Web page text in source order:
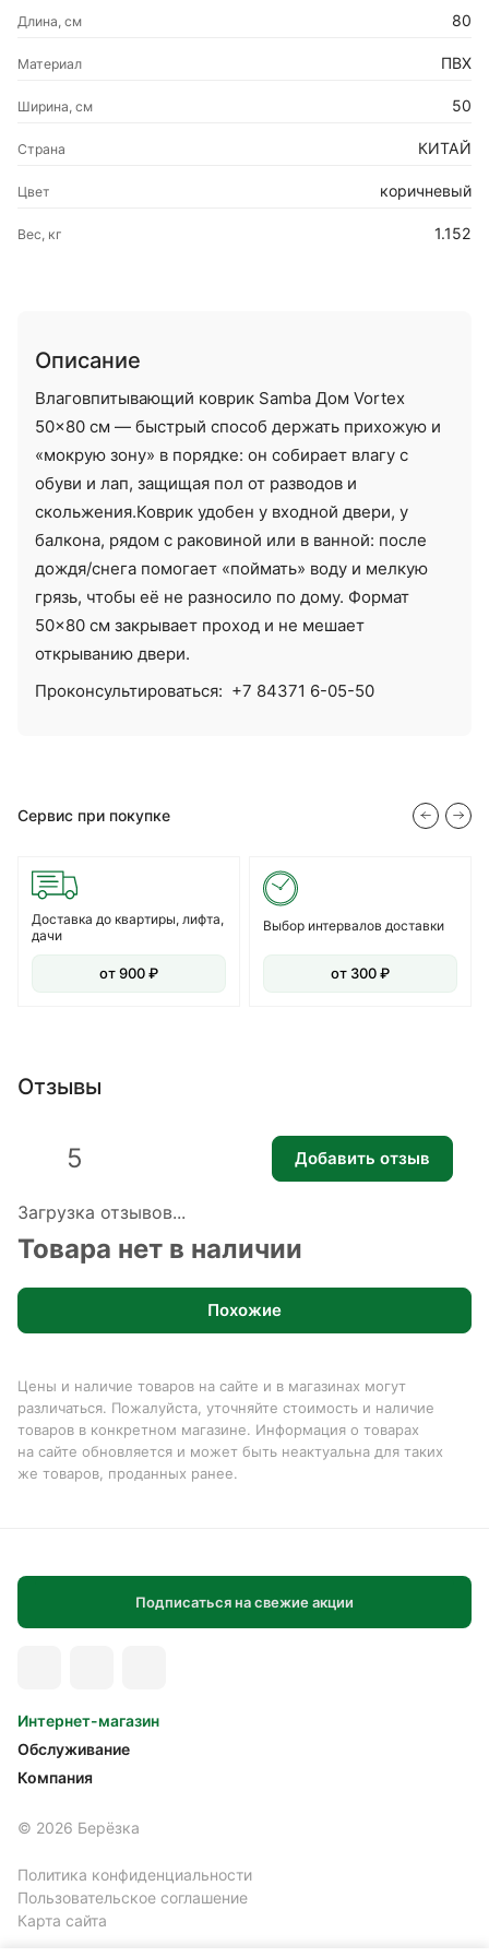
Длина, см 80
Материал ПВХ
Ширина, см 50
Страна КИТАЙ
Цвет коричневый
Вес, кг 1.152
Описание
Влаговпитывающий коврик Samba Дом Vortex
50×80 см — быстрый способ держать прихожую и
«мокрую зону» в порядке: он собирает влагу с
обуви и лап, защищая пол от разводов и
скольжения.Коврик удобен у входной двери, у
балкона, рядом с раковиной или в ванной: после
дождя/снега помогает «поймать» воду и мелкую
грязь, чтобы её не разносило по дому. Формат
50×80 см закрывает проход и не мешает
открыванию двери.
Проконсультироваться: +7 84371 6-05-50
Сервис при покупке
Доставка до квартиры, лифта,
дачи
от 900 ₽
Выбор интервалов доставки
от 300 ₽
Отзывы
Загрузка отзывов...
5 Добавить отзыв
Товара нет в наличии
Похожие
Цены и наличие товаров на сайте и в магазинах могут
различаться. Пожалуйста, уточняйте стоимость и наличие
товаров в конкретном магазине. Информация о товарах
на сайте обновляется и может быть неактуальна для таких
же товаров, проданных ранее.
Подписаться на свежие акции
Интернет-магазин
Обслуживание
Компания
© 2026 Берёзка
Политика конфиденциальности
Пользовательское соглашение
Карта сайта